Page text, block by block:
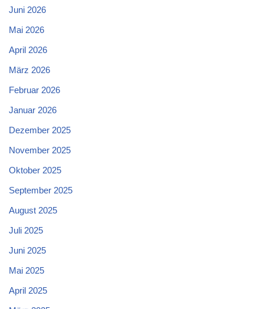
Juni 2026
Mai 2026
April 2026
März 2026
Februar 2026
Januar 2026
Dezember 2025
November 2025
Oktober 2025
September 2025
August 2025
Juli 2025
Juni 2025
Mai 2025
April 2025